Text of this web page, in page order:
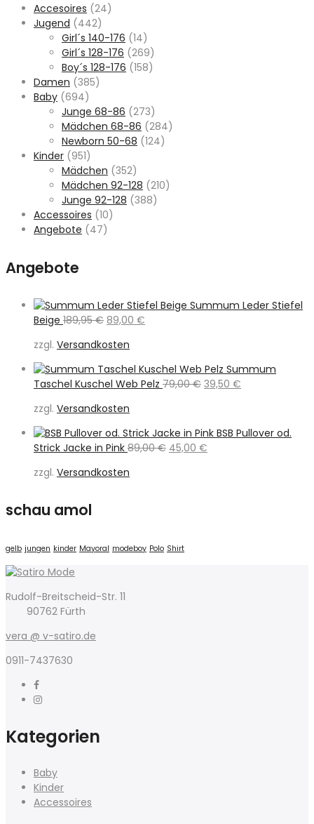
Accesoires (24)
Jugend (442)
Girl´s 140-176 (14)
Girl´s 128-176 (269)
Boy´s 128-176 (158)
Damen (385)
Baby (694)
Junge 68-86 (273)
Mädchen 68-86 (284)
Newborn 50-68 (124)
Kinder (951)
Mädchen (352)
Mädchen 92-128 (210)
Junge 92-128 (388)
Accessoires (10)
Angebote (47)
Angebote
Summum Leder Stiefel
Beige 189,95€ Ursprünglicher
war:
189,95 €
89,00 €
89,00 €.
zzgl. Versandkosten
Summum
Taschel Kuschel Web Pelz 79,00€ Ursprünglicher
79,00 €
39,50 €
39,50 €.
zzgl. Versandkosten
BSB Pullover od.
Strick Jacke in Pink 89,00€ Ursprünglicher
45,00 €
zzgl. Versandkosten
schau amol
gelb jungen kinder Mayoral modeboy Polo Shirt
Rudolf-Breitscheid-Str. 11
90762 Fürth
vera @ v-satiro.de
0911-7437630
Kategorien
Baby
Kinder
Accessoires